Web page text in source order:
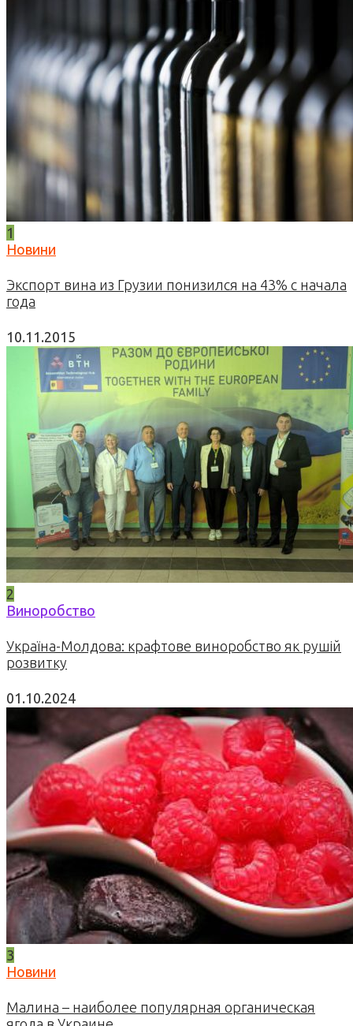
1
Новини
Экспорт вина из Грузии понизился на 43% с начала
года
10.11.2015
2
Виноробство
Україна-Молдова: крафтове виноробство як рушій
розвитку
01.10.2024
3
Новини
Малина – наиболее популярная органическая